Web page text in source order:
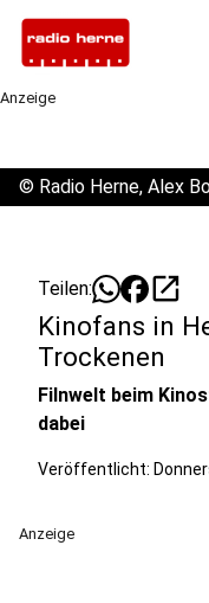
Anzeige
© Radio Herne, Alex
Teilen: open_in_new
Kinofans in
Trockenen
Filnwelt beim
dabei
Veröffentlicht:
Anzeige